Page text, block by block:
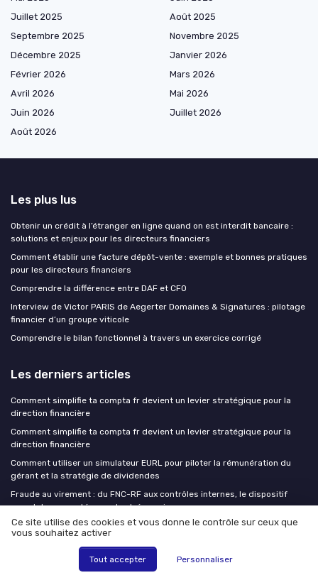
Juillet 2025
Août 2025
Septembre 2025
Novembre 2025
Décembre 2025
Janvier 2026
Février 2026
Mars 2026
Avril 2026
Mai 2026
Juin 2026
Juillet 2026
Août 2026
Les plus lus
Obtenir un crédit à l’étranger en ligne quand on est interdit bancaire :
solutions et enjeux pour les directeurs financiers
Comment établir une facture dépôt-vente : exemple et bonnes pratiques
pour les directeurs financiers
Comprendre la différence entre DAF et CFO
Interview de Victor PARIS de Aegerter Domaines & Signatures : pilotage
financier d’un groupe viticole
Comprendre le bilan fonctionnel à travers un exercice corrigé
Les derniers articles
Comment simplifie ta compta fr devient un levier stratégique pour la
direction financière
Comment simplifie ta compta fr devient un levier stratégique pour la
direction financière
Comment utiliser un simulateur EURL pour piloter la rémunération du
gérant et la stratégie de dividendes
Fraude au virement : du FNC-RF aux contrôles internes, le dispositif
complet pour protéger votre trésorerie
Comment évaluer le prix d’un audit avec le cabinet Expertbiz Consulting
pour sécuriser vos contrats et négociations
Ce site utilise des cookies et vous donne le contrôle sur ceux que
vous souhaitez activer
Tout accepter Personnaliser